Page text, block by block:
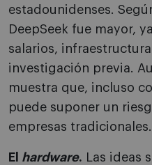
estadounidenses.
DeepSeek fue mayor,
salarios,
investigación previa.
muestra que, incluso
puede suponer un
empresas tradicionales.
El hardware. Las ideas